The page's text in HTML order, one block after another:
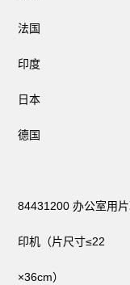
法国 1
印度 3
日本 6
德国 7
84431200 办公室用
印机（片尺寸≤22
×36cm） 台